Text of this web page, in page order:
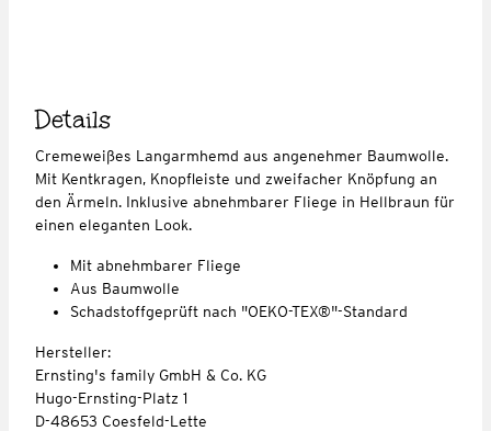
Details
Cremeweißes Langarmhemd aus angenehmer Baumwolle.
Mit Kentkragen, Knopfleiste und zweifacher Knöpfung an
den Ärmeln. Inklusive abnehmbarer Fliege in Hellbraun für
einen eleganten Look.
Mit abnehmbarer Fliege
Aus Baumwolle
Schadstoffgeprüft nach "OEKO-TEX®"-Standard
Hersteller:
Ernsting's family GmbH & Co. KG
Hugo-Ernsting-Platz 1
D-48653 Coesfeld-Lette